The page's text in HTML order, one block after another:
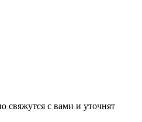
свяжутся с вами и уточнят